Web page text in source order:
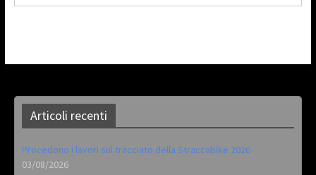
Articoli recenti
Procedono i lavori sul tracciato della Straccabike 2026
03/08/2026